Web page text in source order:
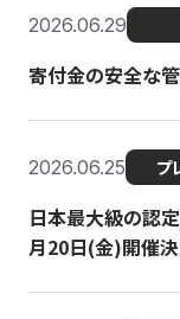
2026.06.29
寄付金の安全な
2026.06.25 プ
日本最大級の認
月20日(金)開催決